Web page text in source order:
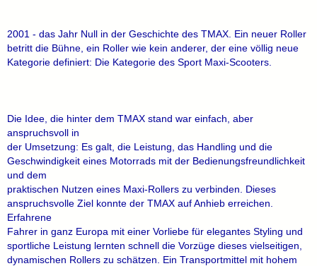
2001 - das Jahr Null in der Geschichte des TMAX. Ein neuer Roller
betritt die Bühne, ein Roller wie kein anderer, der eine völlig neue
Kategorie definiert: Die Kategorie des Sport Maxi-Scooters.
Die Idee, die hinter dem TMAX stand war einfach, aber
anspruchsvoll in
der Umsetzung: Es galt, die Leistung, das Handling und die
Geschwindigkeit eines Motorrads mit der Bedienungsfreundlichkeit
und dem
praktischen Nutzen eines Maxi-Rollers zu verbinden. Dieses
anspruchsvolle Ziel konnte der TMAX auf Anhieb erreichen.
Erfahrene
Fahrer in ganz Europa mit einer Vorliebe für elegantes Styling und
sportliche Leistung lernten schnell die Vorzüge dieses vielseitigen,
dynamischen Rollers zu schätzen. Ein Transportmittel mit hohem